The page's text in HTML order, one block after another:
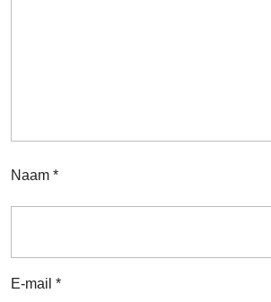
Naam *
E-mail *